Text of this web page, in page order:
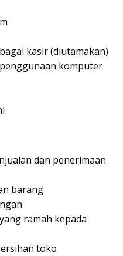
kasir (diutamakan)
komputer
dan penerimaan
barang
ramah kepada
toko